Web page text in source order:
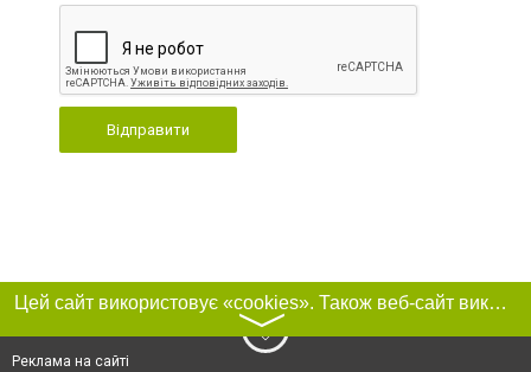
Відправити
Цей сайт використовує «cookies». Також веб-сайт використовує інтернет-сервіс для збору технічних даних стосовно відвідувачів з метою отримання маркетингової та статистичної інформації. Умови обробки даних відвідувачів сайту див.
〉
Реклама на сайті